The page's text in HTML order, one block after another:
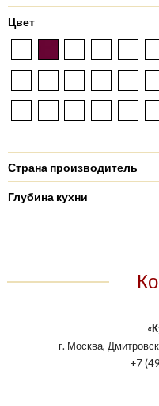
Цвет
Страна производитель
Глубина кухни
г. Москва,
+7